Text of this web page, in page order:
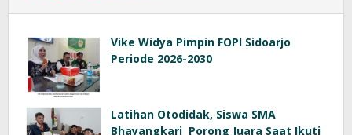
Vike Widya Pimpin FOPI Sidoarjo
Periode 2026-2030
Latihan Otodidak, Siswa SMA
Bhayangkari Porong Juara Saat Ikuti